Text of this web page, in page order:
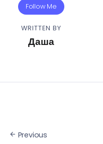
Follow Me
WRITTEN BY
Даша
Previous